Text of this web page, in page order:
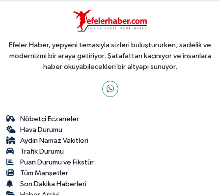
Efeler Haber, yepyeni temasıyla sizleri buluştururken, sadelik ve
modernizmi bir araya getiriyor. Şatafattan kaçınıyor ve insanlara
haber okuyabilecekleri bir altyapı sunuyor.
Nöbetçi Eczaneler
Hava Durumu
Aydin Namaz Vakitleri
Trafik Durumu
Puan Durumu ve Fikstür
Tüm Manşetler
Son Dakika Haberleri